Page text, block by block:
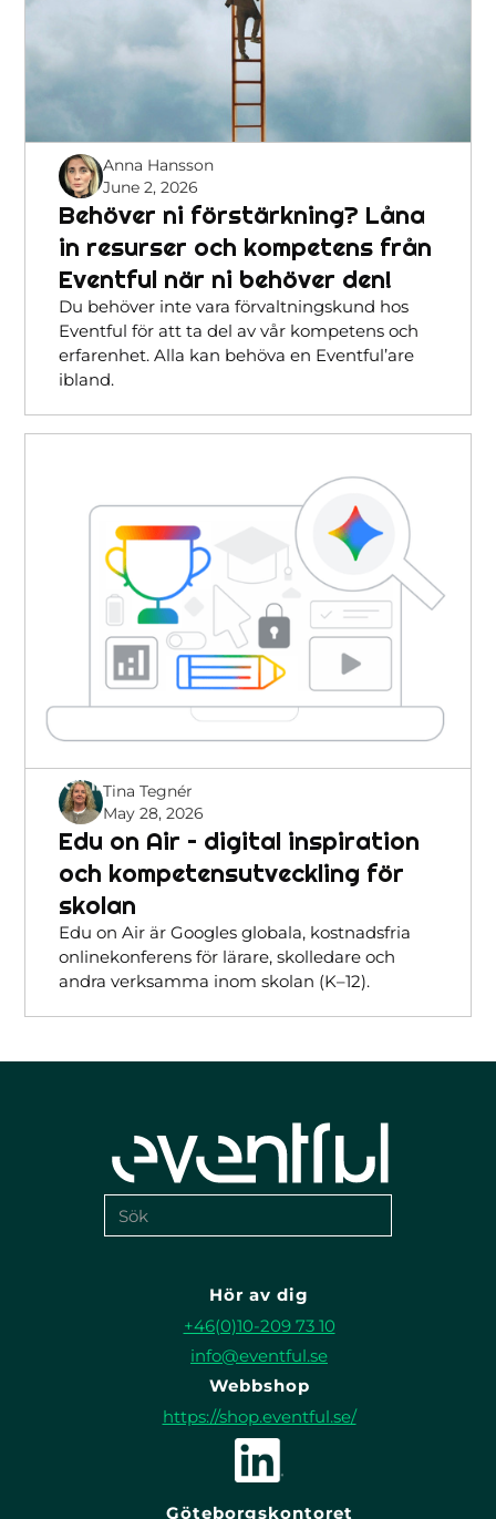
Anna Hansson
June 2, 2026
Behöver ni förstärkning? Låna
in resurser och kompetens från
Eventful när ni behöver den!
Du behöver inte vara förvaltningskund hos
Eventful för att ta del av vår kompetens och
erfarenhet. Alla kan behöva en Eventful’are
ibland.
Tina Tegnér
May 28, 2026
Edu on Air – digital inspiration
och kompetensutveckling för
skolan
Edu on Air är Googles globala, kostnadsfria
onlinekonferens för lärare, skolledare och
andra verksamma inom skolan (K–12).
Hör av dig
+46(0)10-209 73 10
info@eventful.se
Webbshop
https://shop.eventful.se/
Göteborgskontoret